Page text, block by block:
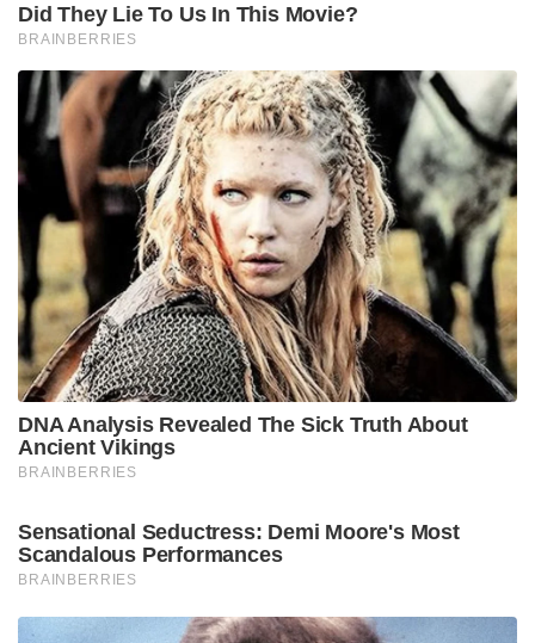
Did They Lie To Us In This Movie?
BRAINBERRIES
DNA Analysis Revealed The Sick Truth About
Ancient Vikings
BRAINBERRIES
Sensational Seductress: Demi Moore's Most
Scandalous Performances
BRAINBERRIES